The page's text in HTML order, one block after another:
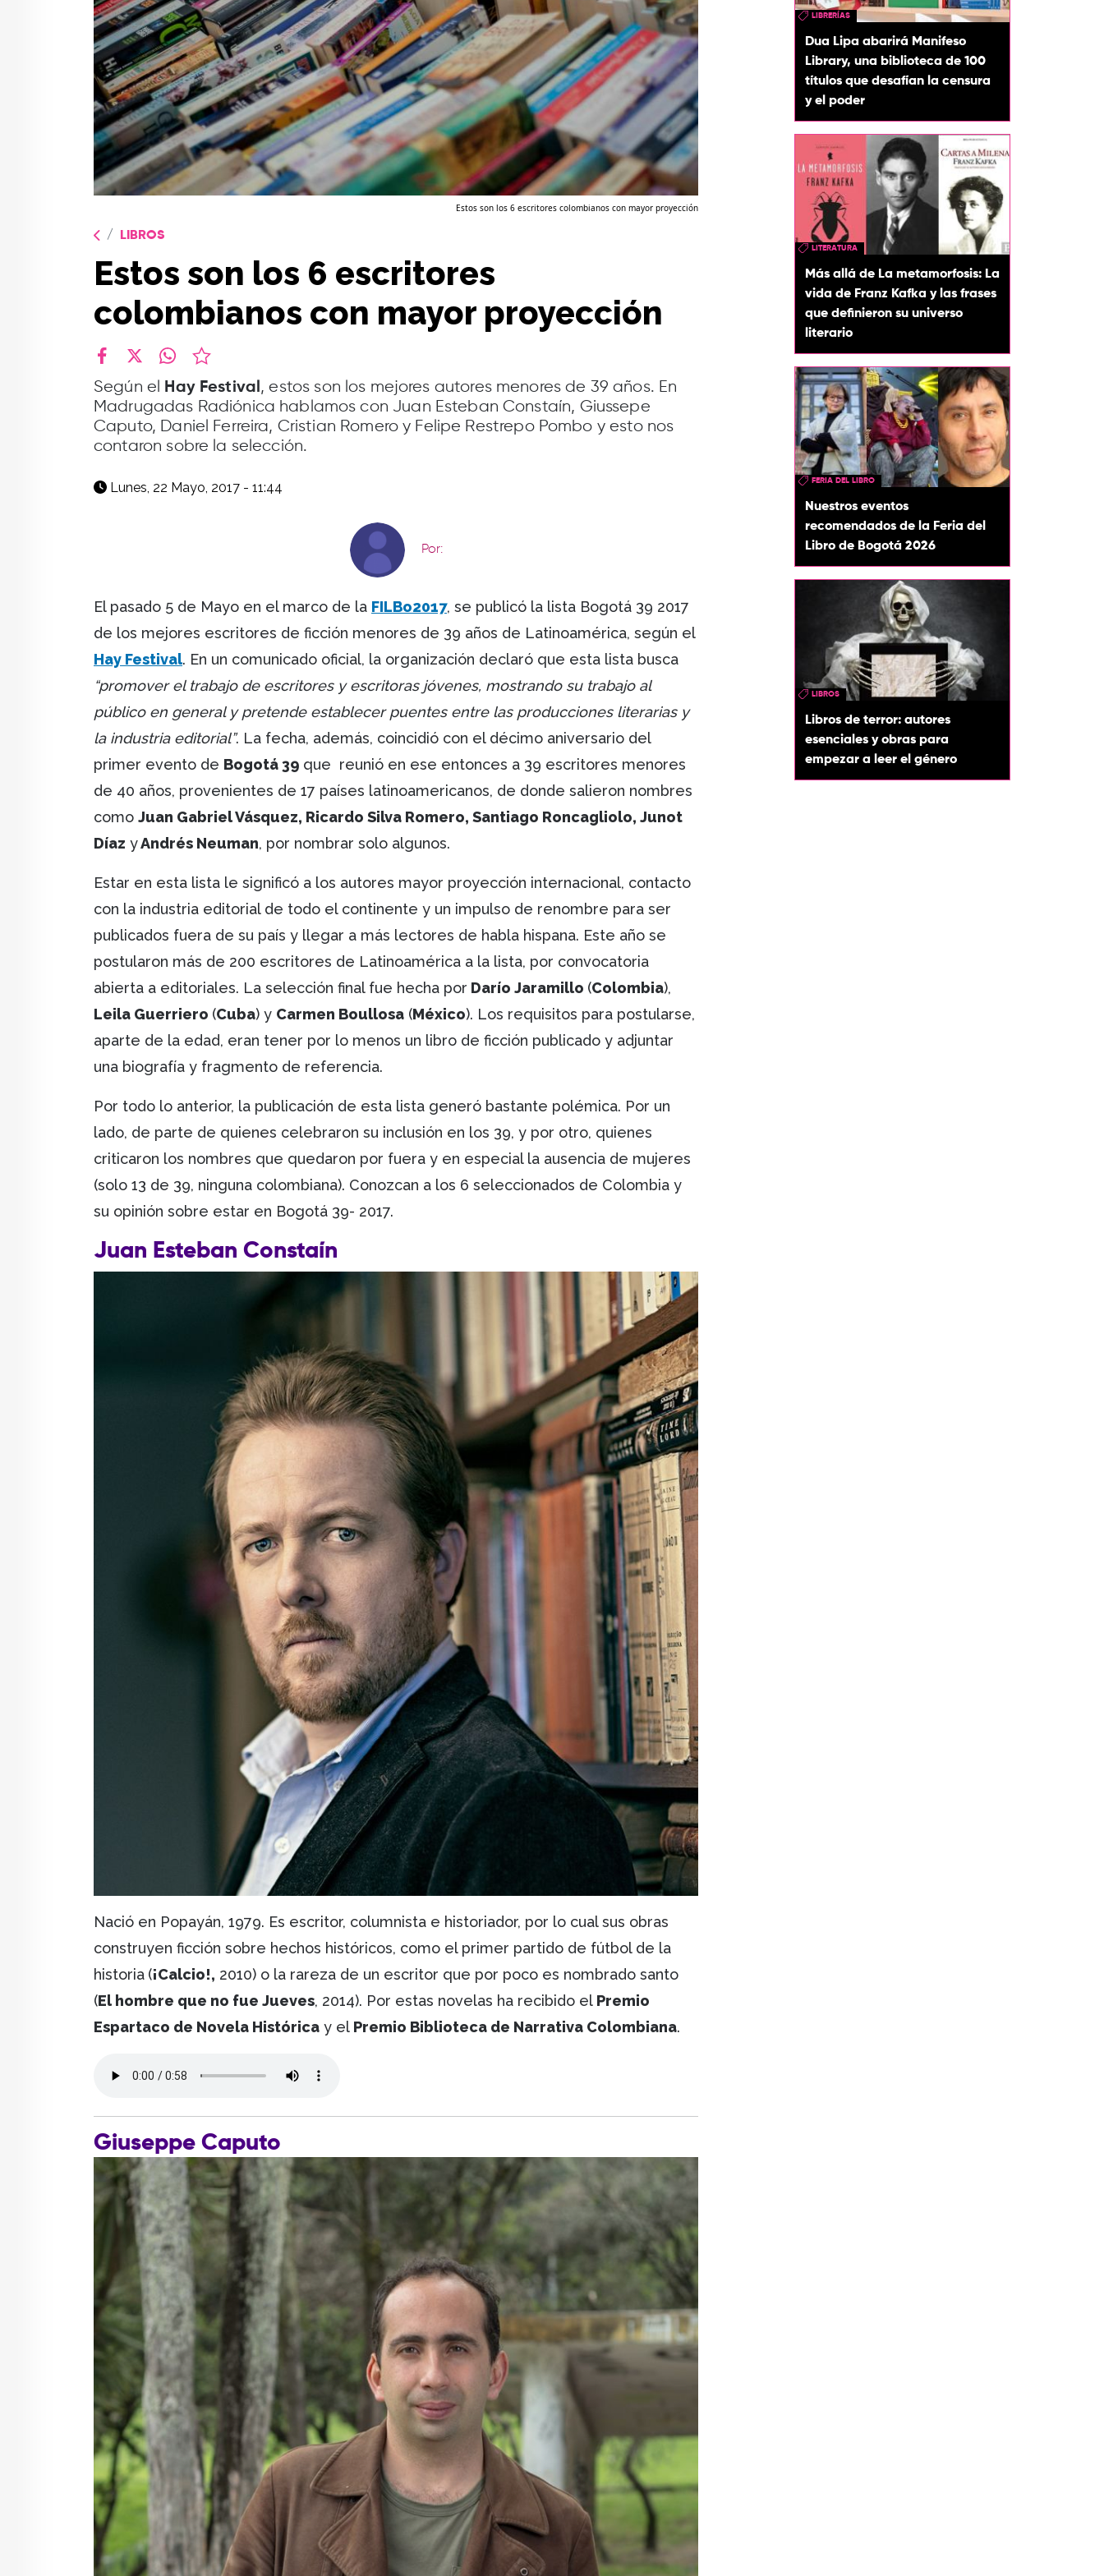
Estos son los 6 escritores colombianos con mayor proyección
LIBROS
Estos son los 6 escritores
colombianos con mayor proyección
Según el Hay Festival, estos son los mejores autores menores de 39 años. En
Madrugadas Radiónica hablamos con Juan Esteban Constaín, Giussepe
Caputo, Daniel Ferreira, Cristian Romero y Felipe Restrepo Pombo y esto nos
contaron sobre la selección.
Lunes, 22 Mayo, 2017 - 11:44
Por:
El pasado 5 de Mayo en el marco de la FILBo2017, se publicó la lista Bogotá 39 2017
de los mejores escritores de ficción menores de 39 años de Latinoamérica, según el
Hay Festival. En un comunicado oficial, la organización declaró que esta lista busca
“promover el trabajo de escritores y escritoras jóvenes, mostrando su trabajo al
público en general y pretende establecer puentes entre las producciones literarias y
la industria editorial”. La fecha, además, coincidió con el décimo aniversario del
primer evento de Bogotá 39 que reunió en ese entonces a 39 escritores menores
de 40 años, provenientes de 17 países latinoamericanos, de donde salieron nombres
como Juan Gabriel Vásquez, Ricardo Silva Romero, Santiago Roncagliolo, Junot
Díaz yAndrés Neuman, por nombrar solo algunos.
Estar en esta lista le significó a los autores mayor proyección internacional, contacto
con la industria editorial de todo el continente y un impulso de renombre para ser
publicados fuera de su país y llegar a más lectores de habla hispana. Este año se
postularon más de 200 escritores de Latinoamérica a la lista, por convocatoria
abierta a editoriales. La selección final fue hecha por Darío Jaramillo (Colombia),
Leila Guerriero (Cuba) y Carmen Boullosa (México). Los requisitos para postularse,
aparte de la edad, eran tener por lo menos un libro de ficción publicado y adjuntar
una biografía y fragmento de referencia.
Por todo lo anterior, la publicación de esta lista generó bastante polémica. Por un
lado, de parte de quienes celebraron su inclusión en los 39, y por otro, quienes
criticaron los nombres que quedaron por fuera y en especial la ausencia de mujeres
(solo 13 de 39, ninguna colombiana). Conozcan a los 6 seleccionados de Colombia y
su opinión sobre estar en Bogotá 39- 2017.
Juan Esteban Constaín
Nació en Popayán, 1979. Es escritor, columnista e historiador, por lo cual sus obras
construyen ficción sobre hechos históricos, como el primer partido de fútbol de la
historia (¡Calcio!, 2010) o la rareza de un escritor que por poco es nombrado santo
(El hombre que no fue Jueves, 2014). Por estas novelas ha recibido el Premio
Espartaco de Novela Histórica y el Premio Biblioteca de Narrativa Colombiana.
Giuseppe Caputo
LIBRERÍAS
Dua Lipa abarirá Manifeso
Library, una biblioteca de 100
títulos que desafían la censura
y el poder
LITERATURA
Más allá de La metamorfosis: La
vida de Franz Kafka y las frases
que definieron su universo
literario
FERIA DEL LIBRO
Nuestros eventos
recomendados de la Feria del
Libro de Bogotá 2026
LIBROS
Libros de terror: autores
esenciales y obras para
empezar a leer el género